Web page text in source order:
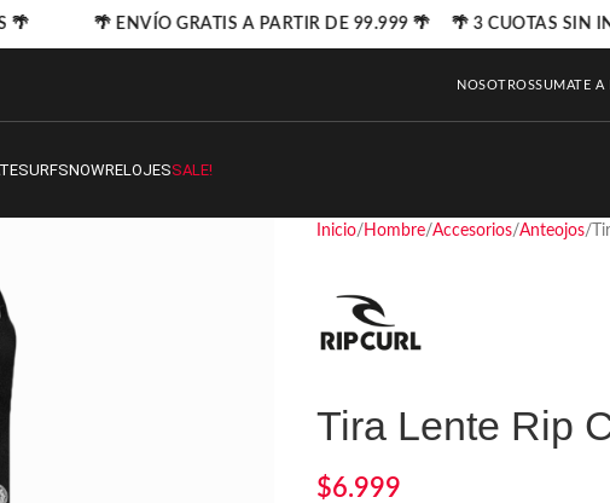
NOSOTROSSUMATE A
SURFSNOWRELOJESSALE!
Inicio Hombre Accesorios Anteojos
Tira Lente Rip
$6.999
🌴 🌴 ENVÍO GRATIS A PARTIR DE 99.999 🌴 🌴 3 CUOTAS SIN